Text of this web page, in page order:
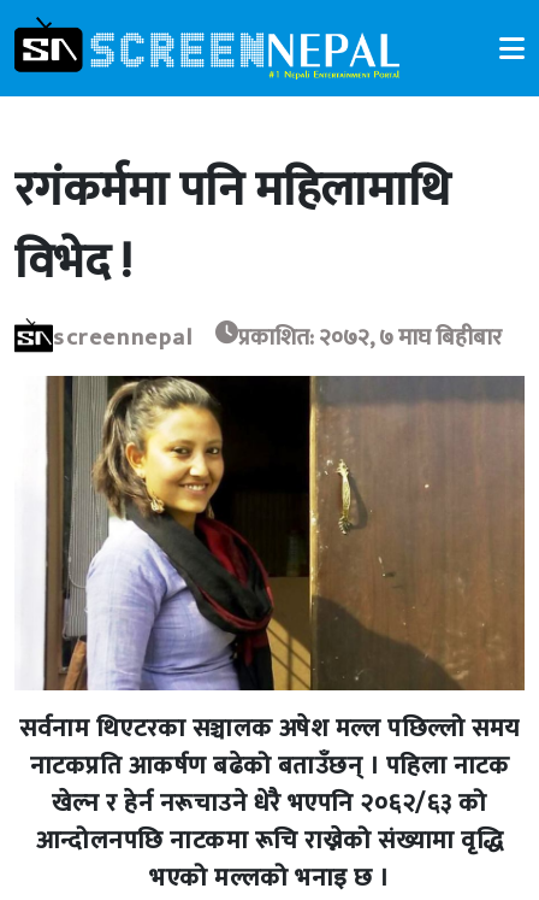
रगंकर्ममा पनि महिलामाथि
विभेद !
screennepal प्रकाशित: २०७२, ७ माघ बिहीबार
सर्वनाम थिएटरका सञ्चालक अषेश मल्ल पछिल्लो समय
नाटकप्रति आकर्षण बढेको बताउँछन् । पहिला नाटक
खेल्न र हेर्न नरूचाउने धेरै भएपनि २०६२/६३ को
आन्दोलनपछि नाटकमा रूचि राख्नेको संख्यामा वृद्धि
भएको मल्लको भनाइ छ ।